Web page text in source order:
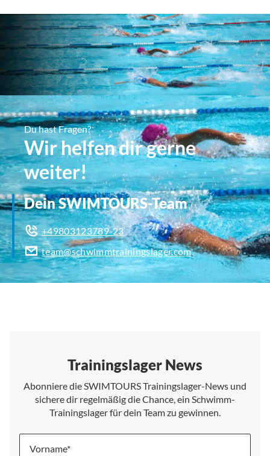
Du hast Fragen?
Wir helfen dir gerne
weiter!
Dein SWIMTOURS-Team
+49803123789-23
team@schwimmtrainingslager.com
Trainingslager News
Abonniere die SWIMTOURS Trainingslager-News und
sichere dir regelmäßig die Chance, ein Schwimm-
Trainingslager für dein Team zu gewinnen.
Vorname